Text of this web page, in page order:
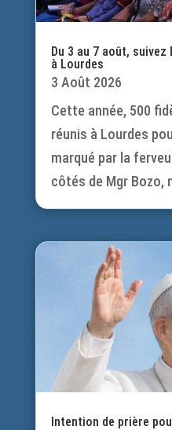
Du 3 au 7 août,
à Lourdes
3 Août 2026
Cette année, 500
réunis à Lourdes
marqué par la
côtés de Mgr Bozo,
Intention de prière